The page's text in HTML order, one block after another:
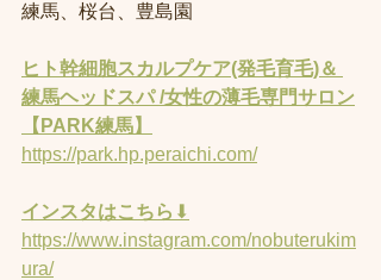
練馬、桜台、豊島園
ヒト幹細胞スカルプケア(発毛育毛)＆
練馬ヘッドスパ /女性の薄毛専門サロン
【PARK練馬】
https://park.hp.peraichi.com/
インスタはこちら ⬇︎
https://www.instagram.com/nobuterukim
ura/